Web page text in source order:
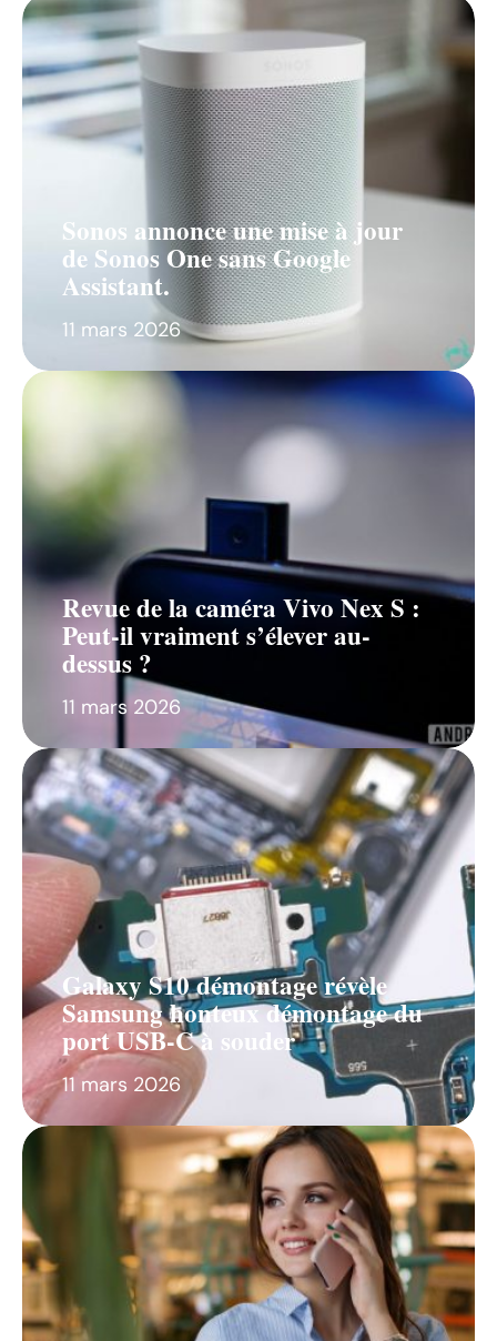
Sonos annonce une mise à jour
de Sonos One sans Google
Assistant.
11 mars 2026
Revue de la caméra Vivo Nex S :
Peut-il vraiment s’élever au-
dessus ?
11 mars 2026
Galaxy S10 démontage révèle
Samsung honteux démontage du
port USB-C à souder
11 mars 2026